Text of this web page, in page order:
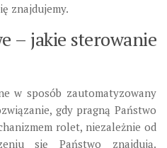
znajdujemy.
– jakie sterowanie
w sposób zautomatyzowany
gdy pragną Państwo
rolet, niezależnie od
się Państwo znajdują.